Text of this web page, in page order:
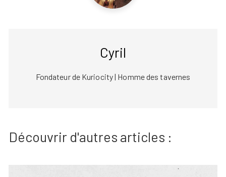
Cyril
Fondateur de Kuriocity | Homme des tavernes
Découvrir d'autres articles :